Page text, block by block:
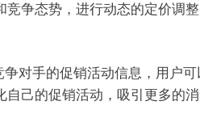
争态势，进行动态的定价调
手的促销活动信息，用户可
己的促销活动，吸引更多的